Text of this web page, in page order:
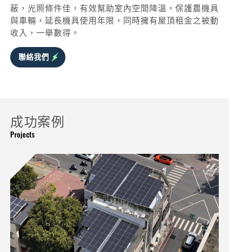
蔽，光照條件佳，有效幫助室內空間降溫，保護農機具
與車輛，延長機具使用年限，同時擁有屋頂租金之被動
收入，一舉數得。
聯絡我們
成功案例
Projects